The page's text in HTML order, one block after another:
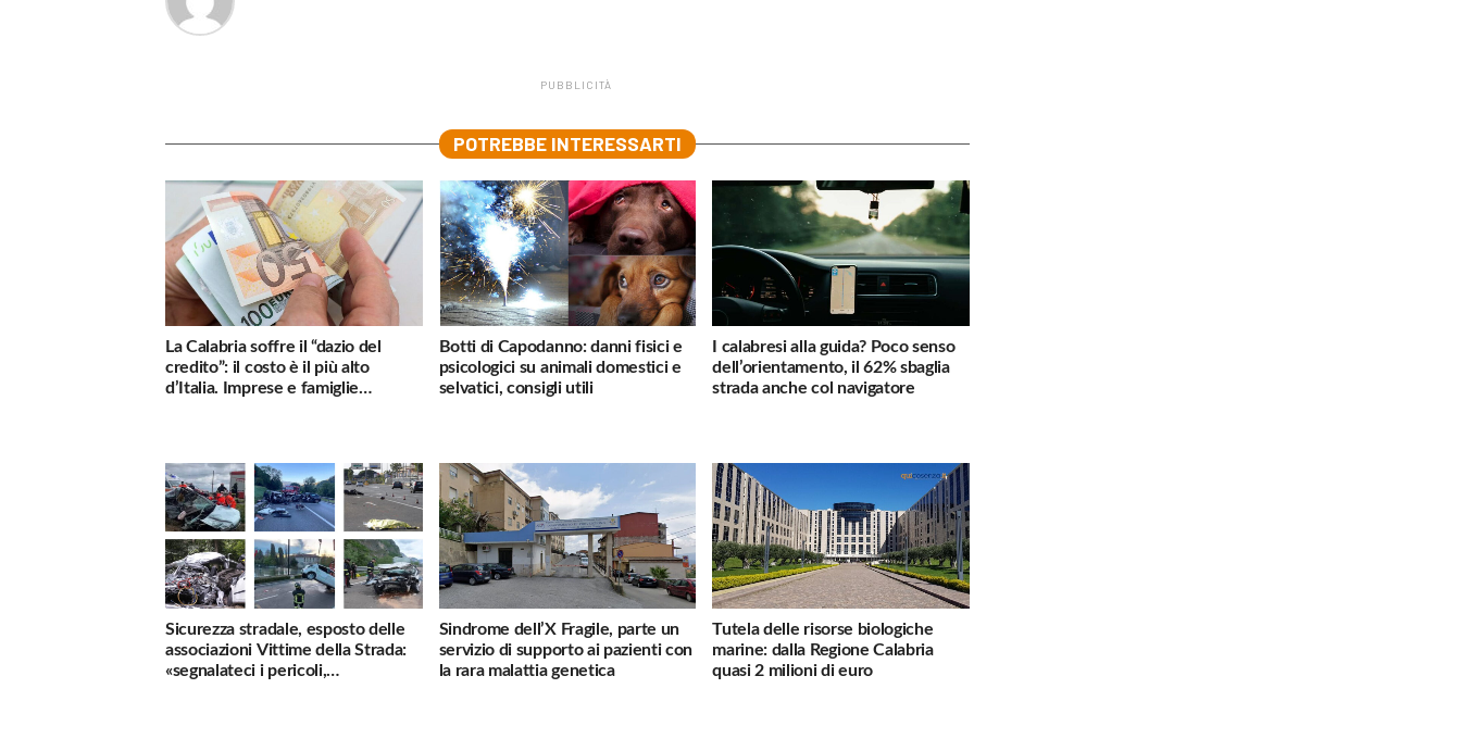
PUBBLICITÀ
POTREBBE INTERESSARTI
La Calabria soffre il “dazio del
credito”: il costo è il più alto
d’Italia. Imprese e famiglie
Botti di Capodanno: danni fisici e
psicologici su animali domestici e
selvatici, consigli utili
I calabresi alla guida? Poco senso
dell’orientamento, il 62% sbaglia
strada anche col navigatore
Sicurezza stradale, esposto delle
associazioni Vittime della Strada:
«segnalateci i pericoli,
Sindrome dell’X Fragile, parte un
servizio di supporto ai pazienti con
la rara malattia genetica
Tutela delle risorse biologiche
marine: dalla Regione Calabria
quasi 2 milioni di euro